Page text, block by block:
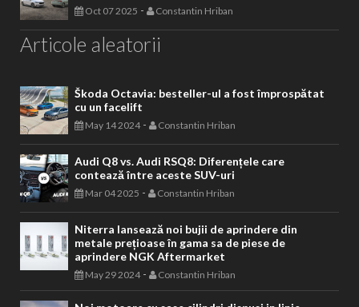
Oct 07 2025 - Constantin Hriban
Articole aleatorii
Škoda Octavia: besteller-ul a fost împrospătat
cu un facelift
May 14 2024- Constantin Hriban
Audi Q8 vs. Audi RSQ8: Diferențele care
contează între aceste SUV-uri
Mar 04 2025 - Constantin Hriban
Niterra lansează noi bujii de aprindere din
metale prețioase în gama sa de piese de
aprindere NGK Aftermarket
May 29 2024- Constantin Hriban